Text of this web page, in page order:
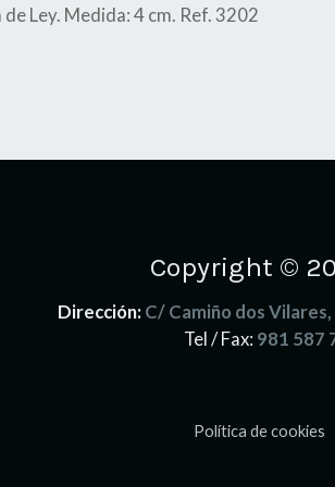
Ley. Medida: 4 cm. Ref. 3202
Copyright ©
Dirección: C/ Camiño dos
Tel / Fax: 981 587
Política de cookies